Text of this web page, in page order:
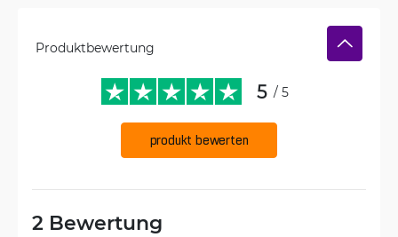
Produktbewertung
5 / 5
produkt bewerten
2 Bewertung